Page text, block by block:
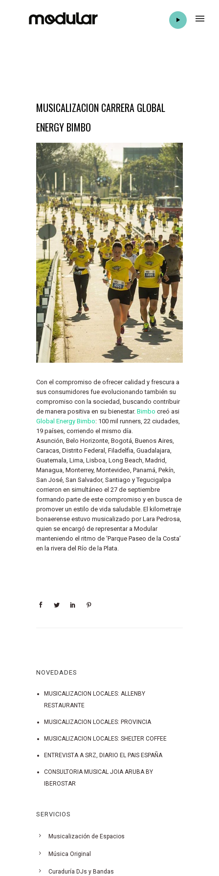
MUSICALIZACION CARRERA GLOBAL
ENERGY BIMBO
Con el compromiso de ofrecer calidad y frescura a
sus consumidores fue evolucionando también su
compromiso con la sociedad, buscando contribuir
de manera positiva en su bienestar. Bimbo creó asi
Global Energy Bimbo: 100 mil runners, 22 ciudades,
19 países, corriendo el mismo día.
Asunción, Belo Horizonte, Bogotá, Buenos Aires,
Caracas, Distrito Federal, Filadelfia, Guadalajara,
Guatemala, Lima, Lisboa, Long Beach, Madrid,
Managua, Monterrey, Montevideo, Panamá, Pekín,
San José, San Salvador, Santiago y Tegucigalpa
corrieron en simultáneo el 27 de septiembre
formando parte de este compromiso y en busca de
promover un estilo de vida saludable. El kilometraje
bonaerense estuvo musicalizado por Lara Pedrosa,
quien se encargó de representar a Modular
manteniendo el ritmo de ‘Parque Paseo de la Costa’
en la rivera del Río de la Plata.
NOVEDADES
MUSICALIZACION LOCALES: ALLENBY
RESTAURANTE
MUSICALIZACION LOCALES: PROVINCIA
MUSICALIZACION LOCALES: SHELTER COFFEE
ENTREVISTA A SRZ, DIARIO EL PAIS ESPAÑA
CONSULTORIA MUSICAL JOIA ARUBA BY
IBEROSTAR
SERVICIOS
Musicalización de Espacios
Música Original
Curaduría DJs y Bandas